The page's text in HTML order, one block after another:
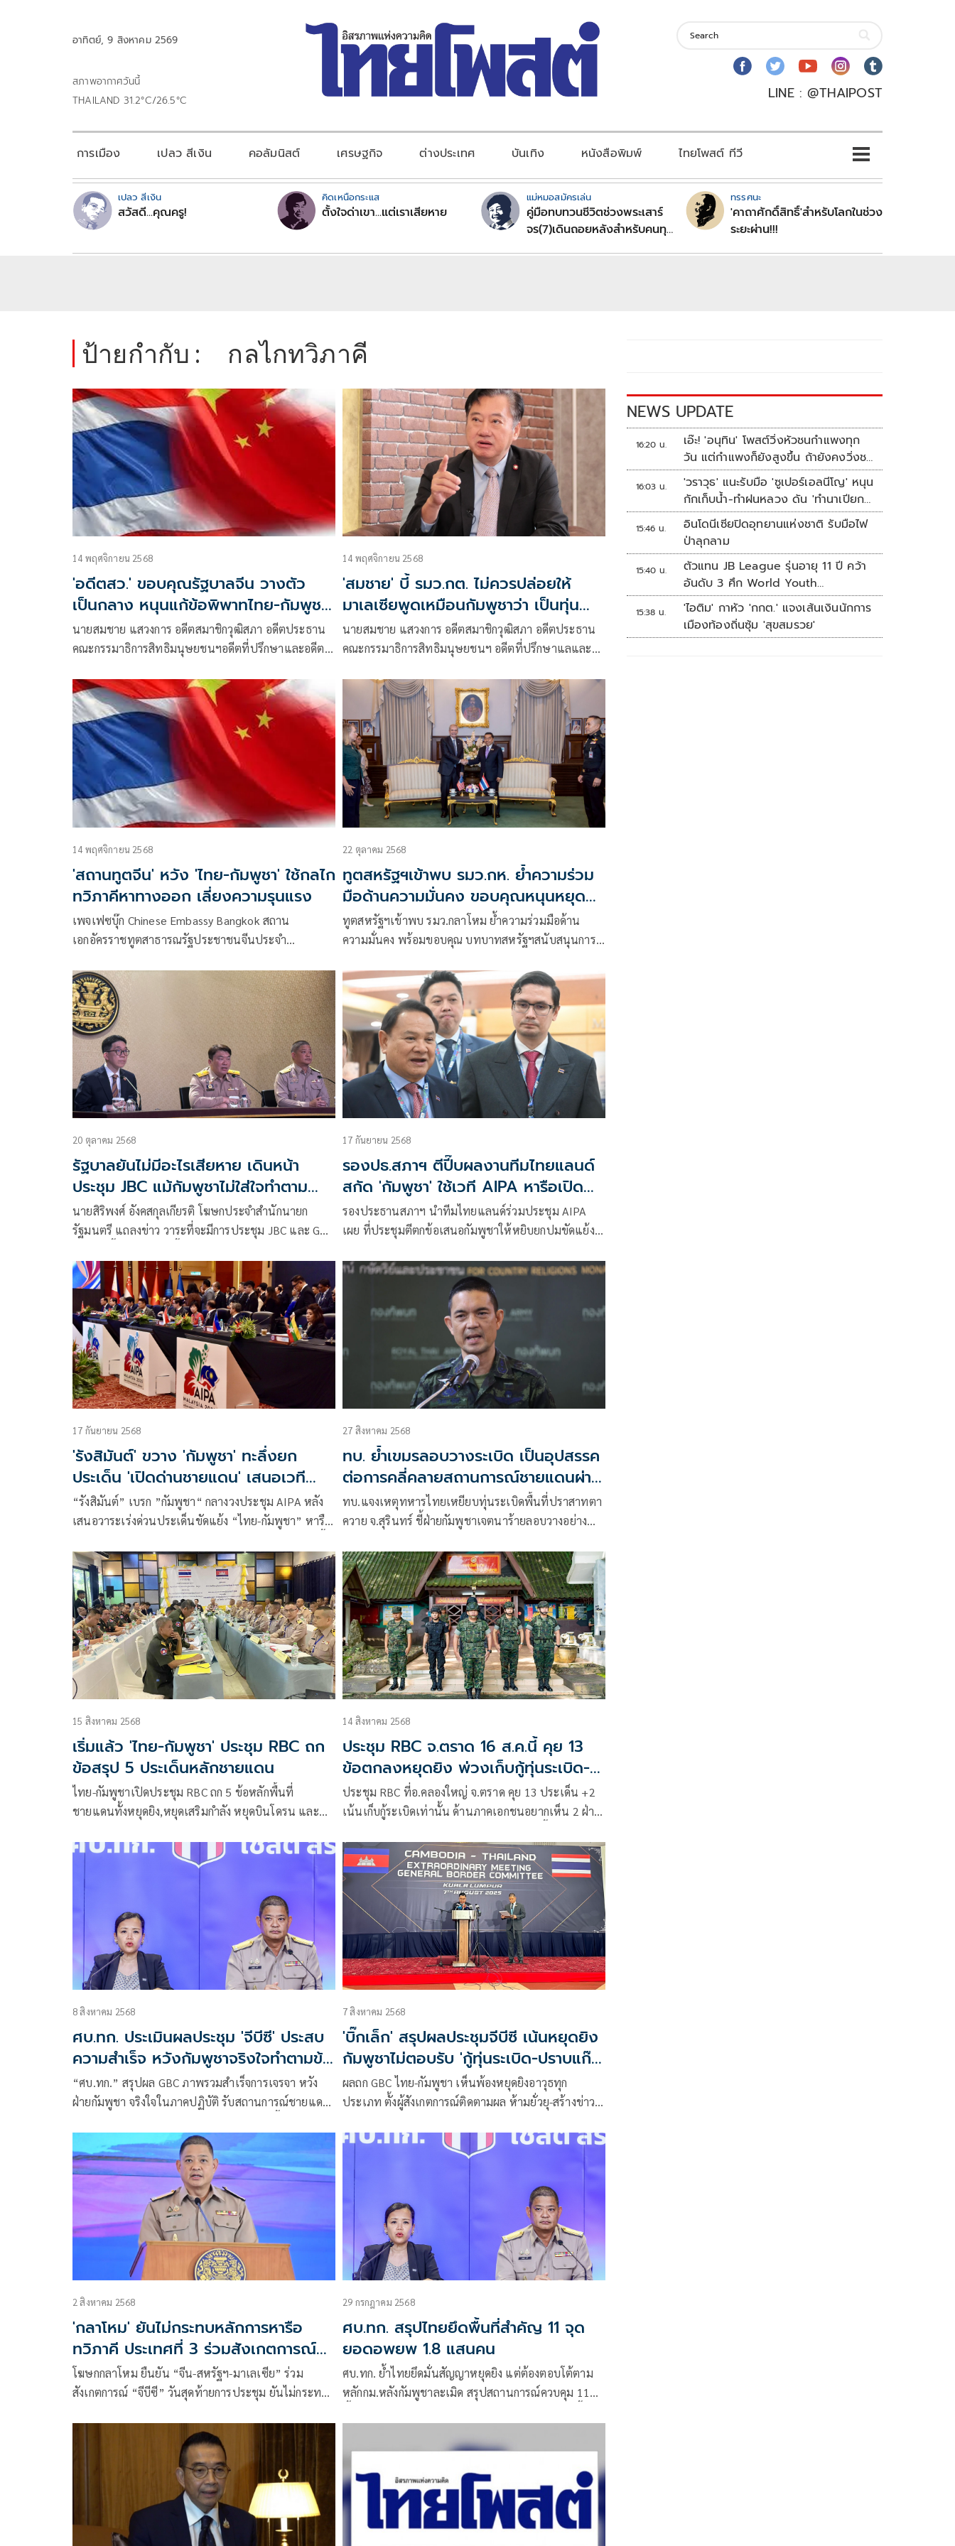
อาทิตย์, 9 สิงหาคม 2569
สภาพอากาศวันนี้
THAILAND 31.2°C/26.5°C
LINE : @THAIPOST
การเมือง เปลว สีเงิน คอลัมนิสต์ เศรษฐกิจ ต่างประเทศ บันเทิง หนังสือพิมพ์ ไทยโพสต์ ทีวี
เปลว สีเงิน
สวัสดี...คุณครู!
คิดเหนือกระแส
ตั้งใจด่าเขา...แต่เราเสียหาย
แม่หมอสมัครเล่น
คู่มือทบทวนชีวิตช่วงพระเสาร์
จร(7)เดินถอยหลังสำหรับคนทุก
ทรรศนะ
'คาถาศักดิ์สิทธิ์'สำหรับโลกในช่วง
ระยะผ่าน!!!
ป้ายกำกับ : กลไกทวิภาคี
14 พฤศจิกายน 2568
'อดีตสว.' ขอบคุณรัฐบาลจีน วางตัว
เป็นกลาง หนุนแก้ข้อพิพาทไทย-กัมพูชา
ในระดับทวิภาคี
นายสมชาย แสวงการ อดีตสมาชิกวุฒิสภา อดีตประธาน
คณะกรรมาธิการสิทธิมนุษยชนฯอดีตที่ปรึกษาและอดีต
ความผ่านเฟซบุ๊กว่า #ขอบคุณจีน #ทวิภาคี
14 พฤศจิกายน 2568
'สมชาย' บี้ รมว.กต. ไม่ควรปล่อยให้
มาเลเซียพูดเหมือนกัมพูชาว่า เป็นทุ่น
ระเบิดเก่า
นายสมชาย แสวงการ อดีตสมาชิกวุฒิสภา อดีตประธาน
คณะกรรมาธิการสิทธิมนุษยชนฯ อดีตที่ปรึกษาแลและ
ข้อความผ่านเฟซบุ๊กว่า กระทรวงต่างประเทศมีไว้ทำไม
14 พฤศจิกายน 2568
'สถานทูตจีน' หวัง 'ไทย-กัมพูชา' ใช้กลไก
ทวิภาคีหาทางออก เลี่ยงความรุนแรง
เพจเฟซบุ๊ก Chinese Embassy Bangkok สถาน
เอกอัครราชทูตสาธารณรัฐประชาชนจีนประจำ
ประเทศจีนตอบคำถามผู้สื่อข่าวเกี่ยวกับประเด็นไทย–
กัมพูชา
22 ตุลาคม 2568
ทูตสหรัฐฯเข้าพบ รมว.กห. ย้ำความร่วม
มือด้านความมั่นคง ขอบคุณหนุนหยุดยิง
ไทย–กัมพูชา
ทูตสหรัฐฯเข้าพบ รมว.กลาโหม ย้ำความร่วมมือด้าน
ความมั่นคง พร้อมขอบคุณ บทบาทสหรัฐฯสนับสนุนการ
20 ตุลาคม 2568
รัฐบาลยันไม่มีอะไรเสียหาย เดินหน้า
ประชุม JBC แม้กัมพูชาไม่ใส่ใจทำตาม
เงื่อนไข 4 ข้อ
นายสิริพงศ์ อังคสกุลเกียรติ โฆษกประจำสำนักนายก
รัฐมนตรี แถลงข่าว วาระที่จะมีการประชุม JBC และ GBC
ถึงความห่วงใย และข้อกังวลของประชาชนชาวไทย ที่
ว่าการประชุมคณะกรรมาธิการเขตแดนร่วม
17 กันยายน 2568
รองปธ.สภาฯ ตีปี๊บผลงานทีมไทยแลนด์
สกัด 'กัมพูชา' ใช้เวที AIPA หารือเปิด
ด่านชายแดน
รองประธานสภาฯ นำทีมไทยแลนด์ร่วมประชุม AIPA
เผย ที่ประชุมตีตกข้อเสนอกัมพูชาให้หยิบยกปมขัดแย้ง
17 กันยายน 2568
'รังสิมันต์' ขวาง 'กัมพูชา' ทะลึ่งยก
ประเด็น 'เปิดด่านชายแดน' เสนอเวที
ประชุมรัฐสภาอาเซียน
“รังสิมันต์” เบรก ”กัมพูชา“ กลางวงประชุม AIPA หลัง
เสนอวาระเร่งด่วนประเด็นขัดแย้ง “ไทย-กัมพูชา” หารือ
กระบวนการ IOT และ GBC อยู่แล้ว
27 สิงหาคม 2568
ทบ. ย้ำเขมรลอบวางระเบิด เป็นอุปสรรค
ต่อการคลี่คลายสถานการณ์ชายแดนผ่าน
กลไกทวิภาคี
ทบ.แจงเหตุทหารไทยเหยียบทุ่นระเบิดพื้นที่ปราสาทตา
ควาย จ.สุรินทร์ ชี้ฝ่ายกัมพูชาเจตนาร้ายลอบวางอย่าง
และอนุสัญญาออตตาวาอย่างต่อเนื่อง
15 สิงหาคม 2568
เริ่มแล้ว 'ไทย-กัมพูชา' ประชุม RBC ถก
ข้อสรุป 5 ประเด็นหลักชายแดน
ไทย-กัมพูชาเปิดประชุม RBC ถก 5 ข้อหลักพื้นที่
ชายแดนทั้งหยุดยิง,หยุดเสริมกำลัง หยุดบินโดรน และ
เสนอบันทึกข้อตกลง 16 สิงหาคม 68
14 สิงหาคม 2568
ประชุม RBC จ.ตราด 16 ส.ค.นี้ คุย 13
ข้อตกลงหยุดยิง พ่วงเก็บกู้ทุ่นระเบิด-
ปราบแก๊งคอลฯ
ประชุม RBC ที่อ.คลองใหญ่ จ.ตราด คุย 13 ประเด็น +2
เน้นเก็บกู้ระเบิดเท่านั้น ด้านภาคเอกชนอยากเห็น 2 ฝ่าย
ทบหนัก
8 สิงหาคม 2568
ศบ.ทก. ประเมินผลประชุม 'จีบีซี' ประสบ
ความสำเร็จ หวังกัมพูชาจริงใจทำตามข้อ
ตกลงหยุดยิง
“ศบ.ทก.” สรุปผล GBC ภาพรวมสำเร็จการเจรจา หวัง
ฝ่ายกัมพูชา จริงใจในภาคปฏิบัติ รับสถานการณ์ชายแดน
กานต์”ย้ำภารกิจ“บุ๋ม ปนัดดา”โฆษกจิตอาสา ศบ.ทก.
สนับสนุนสื่อสารข้อมูลที่เป็นความจริงทางออนไลน์ ย้ำ
เป้าหมายรัฐบาลพาปชช.กลับภูมิลำเนาอย่างปลอดภัย
100 % ”กต.“ กำชับทูต-กงศุลใหญ่-ขรก.ไทย ชี้แจง
ประชาคม ไทยยึดหลักสากล -สุจริตใจ
7 สิงหาคม 2568
'บิ๊กเล็ก' สรุปผลประชุมจีบีซี เน้นหยุดยิง
กัมพูชาไม่ตอบรับ 'กู้ทุ่นระเบิด-ปราบแก๊ง
คอลฯ'
ผลถก GBC ไทย-กัมพูชา เห็นพ้องหยุดยิงอาวุธทุก
ประเภท ตั้งผู้สังเกตการณ์ติดตามผล ห้ามยั่วยุ-สร้างข่าว
ทวิภาคแก้ปัญหา เตรียมถก RBC ไปสู่การปฏิบัติ
2 สิงหาคม 2568
'กลาโหม' ยันไม่กระทบหลักการหารือ
ทวิภาคี ประเทศที่ 3 ร่วมสังเกตการณ์
GBC
โฆษกกลาโหม ยืนยัน “จีน-สหรัฐฯ-มาเลเซีย” ร่วม
สังเกตการณ์ “จีบีซี” วันสุดท้ายการประชุม ยันไม่กระทบ
29 กรกฎาคม 2568
ศบ.ทก. สรุปไทยยึดพื้นที่สำคัญ 11 จุด
ยอดอพยพ 1.8 แสนคน
ศบ.ทก. ย้ำไทยยึดมั่นสัญญาหยุดยิง แต่ต้องตอบโต้ตาม
หลักกม.หลังกัมพูชาละเมิด สรุปสถานการณ์ควบคุม 11
NEWS UPDATE
16:20 น.
เอ๊ะ! 'อนุทิน' โพสต์วิ่งหัวชนกำแพงทุก
วัน แต่กำแพงก็ยังสูงขึ้น ถ้ายังคงวิ่งชน
อยู่มันก็เจ็บหัวอีก
16:03 น.
'วราวุธ' แนะรับมือ 'ซูเปอร์เอลนีโญ' หนุน
กักเก็บน้ำ-ทำฝนหลวง ดัน 'ทำนาเปียก
สลับแห้ง'
15:46 น.
อินโดนีเซียปิดอุทยานแห่งชาติ รับมือไฟ
ป่าลุกลาม
15:40 น.
ตัวแทน JB League รุ่นอายุ 11 ปี คว้า
อันดับ 3 ศึก World Youth
Championship 2026 ที่สิงคโปร์
15:38 น.
'ไอติม' กาหัว 'กกต.' แจงเส้นเงินนักการ
เมืองท้องถิ่นซุ้ม 'สุขสมรวย'